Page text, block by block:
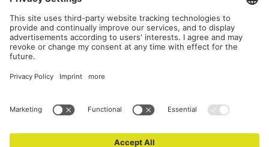
MAKING OF CURVES 3 & 50 JAHRE PORSCHE 911. UNSER
Backstage mit 5 Porsches von 1967 bis 2013